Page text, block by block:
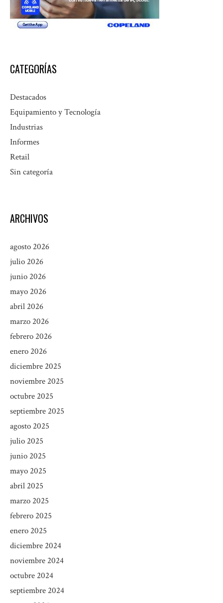
CATEGORÍAS
Destacados
Equipamiento y Tecnología
Industrias
Informes
Retail
Sin categoría
ARCHIVOS
agosto 2026
julio 2026
junio 2026
mayo 2026
abril 2026
marzo 2026
febrero 2026
enero 2026
diciembre 2025
noviembre 2025
octubre 2025
septiembre 2025
agosto 2025
julio 2025
junio 2025
mayo 2025
abril 2025
marzo 2025
febrero 2025
enero 2025
diciembre 2024
noviembre 2024
octubre 2024
septiembre 2024